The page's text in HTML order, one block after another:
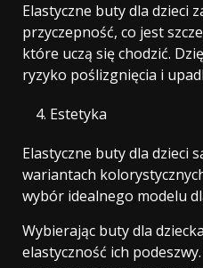
Elastyczne buty dla dzieci
przyczepność, co jest
które uczą się chodzić.
ryzyko poślizgnięcia i
Estetyka
Elastyczne buty dla dzieci
wariantach
wybór idealnego modelu
Wybierając buty dla
elastyczność ich